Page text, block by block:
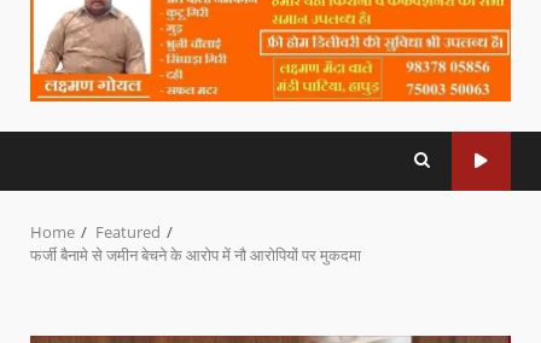
Home
Featured
फर्जी बैनामे से जमीन बेचने के आरोप में नौ आरोपियों पर मुकदमा